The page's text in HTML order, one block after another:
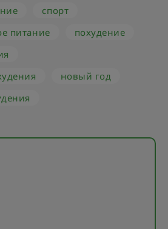
спорт
питание
похудение
новый год